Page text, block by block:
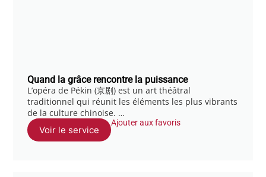
Quand la grâce rencontre la puissance
L’opéra de Pékin (京剧) est un art théâtral
traditionnel qui réunit les éléments les plus vibrants
de la culture chinoise. …
Voir le service
Ajouter aux favoris